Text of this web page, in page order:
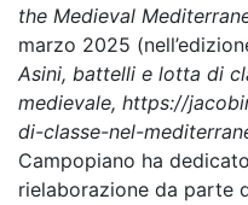
the Medieval
marzo 2025
Asini, battelli e lotta di
medievale, https://
di-classe-nel-
Campopiano ha
rielaborazione da parte